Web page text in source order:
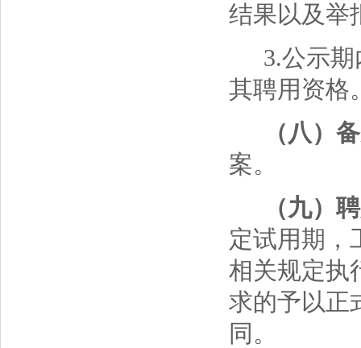
结果以及举
3.公示
其聘用资格
（八）
案。
（九）
定试用期，
相关规定执
求的予以正
同。